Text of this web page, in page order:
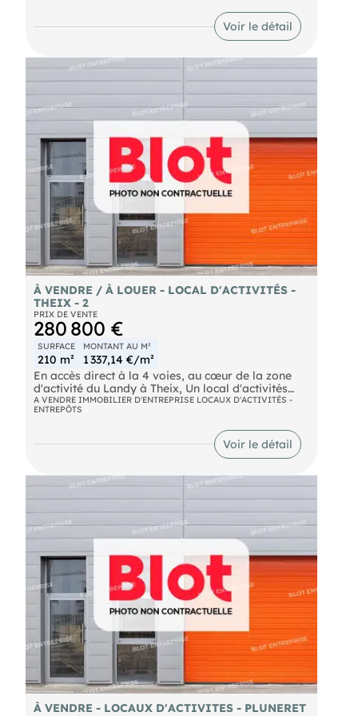
- Une mezzanine de 100 m² environ Ce bâtiment
bénéficie d'une excellente accessibilité grâce à sa
Emplacement stratégique. Les informations sur les
risques naturels, miniers, ou technologiques,
auxquels ces biens sont exposés, sont disponibles
sur le site
Voir le détail
À VENDRE / À LOUER - LOCAL D'ACTIVITÉS -
THEIX - 2
PRIX DE VENTE
280 800 €
SURFACE
210 m²
MONTANT AU M²
1 337,14 €/m²
En accès direct à la 4 voies, au cœur de la zone
d'activité du Landy à Theix, Un local d'activités
neuf d'environ 210 m² disposant d'un accès PMR.
- 2 places de stationnement rattachées au lot ,
- Isolation double peau. Terrain bitumé avec accès
poids lourds. Proximité immédiate de l'entrée de
informations sur les risques naturels, miniers, ou
technologiques, auxquels ces biens sont exposés,
sont disponibles sur le site
A VENDRE IMMOBILIER D'ENTREPRISE LOCAUX D'ACTIVITÉS -
ENTREPÔTS
Voir le détail
À VENDRE - LOCAUX D'ACTIVITES - PLUNERET